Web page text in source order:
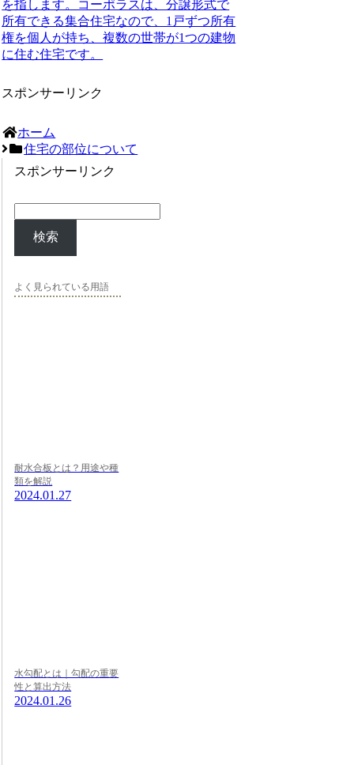
を指します。コーポラスは、分譲形式で
所有できる集合住宅なので、1戸ずつ所有
権を個人が持ち、複数の世帯が1つの建物
に住む住宅です。
スポンサーリンク
ホーム
住宅の部位について
スポンサーリンク
検索
よく見られている用語
耐水合板とは？用途や種
類を解説
2024.01.27
水勾配とは｜勾配の重要
性と算出方法
2024.01.26